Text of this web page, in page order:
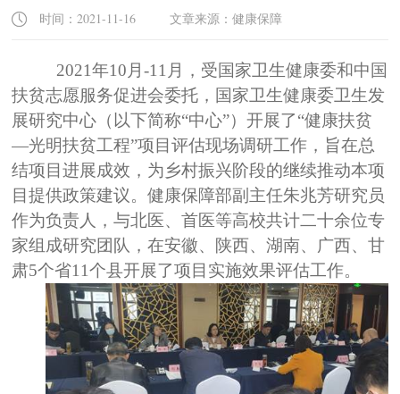
时间：2021-11-16 文章来源：健康保障
2021年10月-11月，受国家卫生健康委和中国
扶贫志愿服务促进会委托，国家卫生健康委卫生发
展研究中心（以下简称“中心”）开展了“健康扶贫
—光明扶贫工程”项目评估现场调研工作，旨在总
结项目进展成效，为乡村振兴阶段的继续推动本项
目提供政策建议。健康保障部副主任朱兆芳研究员
作为负责人，与北医、首医等高校共计二十余位专
家组成研究团队，在安徽、陕西、湖南、广西、甘
肃5个省11个县开展了项目实施效果评估工作。